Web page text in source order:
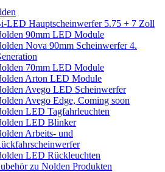
LED Hauptscheinwerfer 5.75 + 7 Zoll
90mm LED Module
Nova 90mm Scheinwerfer 4.
70mm LED Module
Arton LED Module
Avego LED Scheinwerfer
Avego Edge, Coming soon
LED Tagfahrleuchten
LED Blinker
Arbeits- und
LED Rückleuchten
zu Nolden Produkten